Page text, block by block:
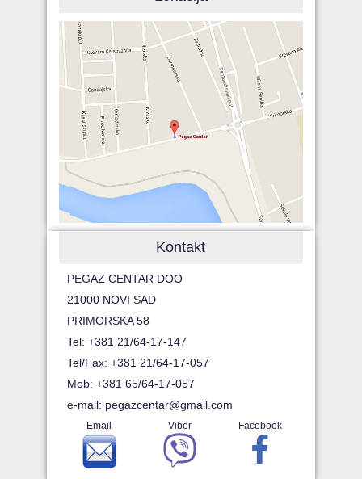
Kontakt
PEGAZ CENTAR DOO
21000 NOVI SAD
PRIMORSKA 58
Tel: +381 21/64-17-147
Tel/Fax: +381 21/64-17-057
Mob: +381 65/64-17-057
e-mail: pegazcentar@gmail.com
Email Viber Facebook